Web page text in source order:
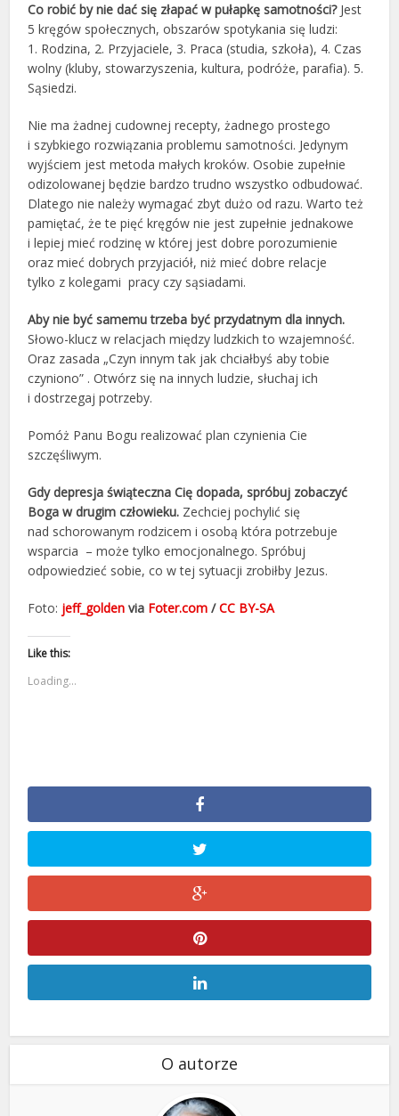
Co robić by nie dać się złapać w pułapkę samotności?Jest
5 kręgów społecznych, obszarów spotykania się ludzi:
1. Rodzina, 2. Przyjaciele, 3. Praca (studia, szkoła), 4. Czas
wolny (kluby, stowarzyszenia, kultura, podróże, parafia). 5.
Sąsiedzi.
Nie ma żadnej cudownej recepty, żadnego prostego
i szybkiego rozwiązania problemu samotności. Jedynym
wyjściem jest metoda małych kroków. Osobie zupełnie
odizolowanej będzie bardzo trudno wszystko odbudować.
Dlatego nie należy wymagać zbyt dużo od razu. Warto też
pamiętać, że te pięć kręgów nie jest zupełnie jednakowe
i lepiej mieć rodzinę w której jest dobre porozumienie
oraz mieć dobrych przyjaciół, niż mieć dobre relacje
tylko z kolegami pracy czy sąsiadami.
Aby nie być samemu trzeba być przydatnym dla innych.
Słowo-klucz w relacjach między ludzkich to wzajemność.
Oraz zasada „Czyn innym tak jak chciałbyś aby tobie
czyniono” . Otwórz się na innych ludzie, słuchaj ich
i dostrzegaj potrzeby.
Pomóż Panu Bogu realizować plan czynienia Cie
szczęśliwym.
Gdy depresja świąteczna Cię dopada, spróbuj zobaczyć
Boga w drugim człowieku. Zechciej pochylić się
nad schorowanym rodzicem i osobą która potrzebuje
wsparcia – może tylko emocjonalnego. Spróbuj
odpowiedzieć sobie, co w tej sytuacji zrobiłby Jezus.
Foto: jeff_golden via Foter.com /CC BY-SA
Like this:
Loading...
O autorze